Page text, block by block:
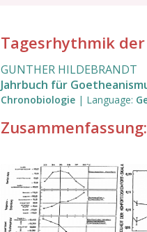
Tagesrhythmik
GUNTHER HILDEBRANDT
Jahrbuch für
Chronobiologie | Language:
Zusammenfassung: